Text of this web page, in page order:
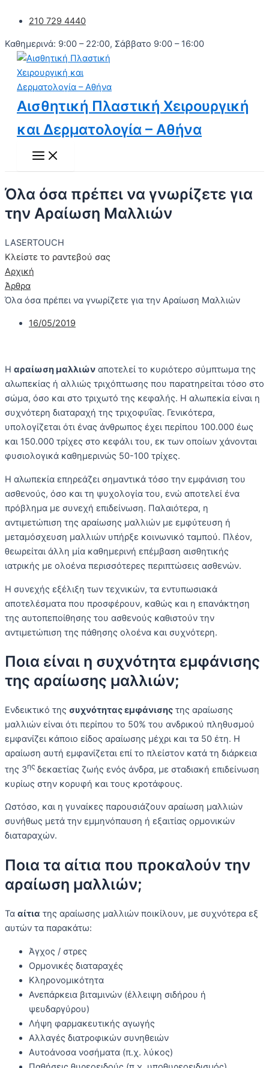
210 729 4440
Καθημερινά: 9:00 – 22:00, Σάββατο 9:00 – 16:00
Αισθητική Πλαστική Χειρουργική
και Δερματολογία – Αθήνα
Όλα όσα πρέπει να γνωρίζετε για
την Αραίωση Μαλλιών
LASERTOUCH
Κλείστε το ραντεβού σας
Αρχική
Άρθρα
Όλα όσα πρέπει να γνωρίζετε για την Αραίωση Μαλλιών
16/05/2019
Η αραίωση μαλλιών αποτελεί το κυριότερο σύμπτωμα της
αλωπεκίας ή αλλιώς τριχόπτωσης που παρατηρείται τόσο στο
σώμα, όσο και στο τριχωτό της κεφαλής. Η αλωπεκία είναι η
συχνότερη διαταραχή της τριχοφυΐας. Γενικότερα,
υπολογίζεται ότι ένας άνθρωπος έχει περίπου 100.000 έως
και 150.000 τρίχες στο κεφάλι του, εκ των οποίων χάνονται
φυσιολογικά καθημερινώς 50-100 τρίχες.
Η αλωπεκία επηρεάζει σημαντικά τόσο την εμφάνιση του
ασθενούς, όσο και τη ψυχολογία του, ενώ αποτελεί ένα
πρόβλημα με συνεχή επιδείνωση. Παλαιότερα, η
αντιμετώπιση της αραίωσης μαλλιών με εμφύτευση ή
μεταμόσχευση μαλλιών υπήρξε κοινωνικό ταμπού. Πλέον,
θεωρείται άλλη μία καθημερινή επέμβαση αισθητικής
ιατρικής με ολοένα περισσότερες περιπτώσεις ασθενών.
Η συνεχής εξέλιξη των τεχνικών, τα εντυπωσιακά
αποτελέσματα που προσφέρουν, καθώς και η επανάκτηση
της αυτοπεποίθησης του ασθενούς καθιστούν την
αντιμετώπιση της πάθησης ολοένα και συχνότερη.
Ποια είναι η συχνότητα εμφάνισης
της αραίωσης μαλλιών;
Ενδεικτικό της συχνότητας εμφάνισης της αραίωσης
μαλλιών είναι ότι περίπου το 50% του ανδρικού πληθυσμού
εμφανίζει κάποιο είδος αραίωσης μέχρι και τα 50 έτη. Η
αραίωση αυτή εμφανίζεται επί το πλείστον κατά τη διάρκεια
της 3ης δεκαετίας ζωής ενός άνδρα, με σταδιακή επιδείνωση
κυρίως στην κορυφή και τους κροτάφους.
Ωστόσο, και η γυναίκες παρουσιάζουν αραίωση μαλλιών
συνήθως μετά την εμμηνόπαυση ή εξαιτίας ορμονικών
διαταραχών.
Ποια τα αίτια που προκαλούν την
αραίωση μαλλιών;
Τα αίτια της αραίωσης μαλλιών ποικίλουν, με συχνότερα εξ
αυτών τα παρακάτω:
Άγχος / στρες
Ορμονικές διαταραχές
Κληρονομικότητα
Ανεπάρκεια βιταμινών (έλλειψη σιδήρου ή
ψευδαργύρου)
Λήψη φαρμακευτικής αγωγής
Αλλαγές διατροφικών συνηθειών
Αυτοάνοσα νοσήματα (π.χ. λύκος)